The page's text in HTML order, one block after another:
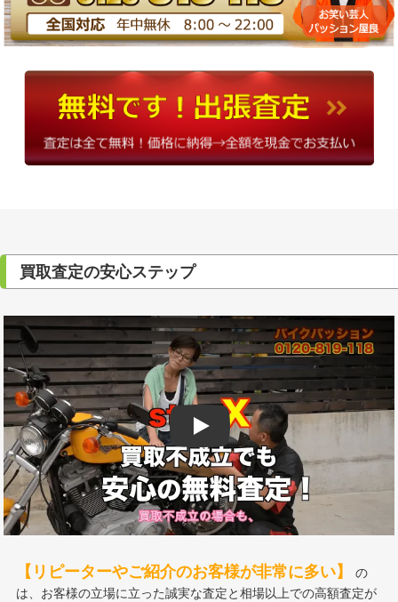
買取査定の安心ステップ
Play
【リピーターやご紹介のお客様が非常に多い】
は、お客様の立場に立った誠実な査定と相場以上での高額査定が